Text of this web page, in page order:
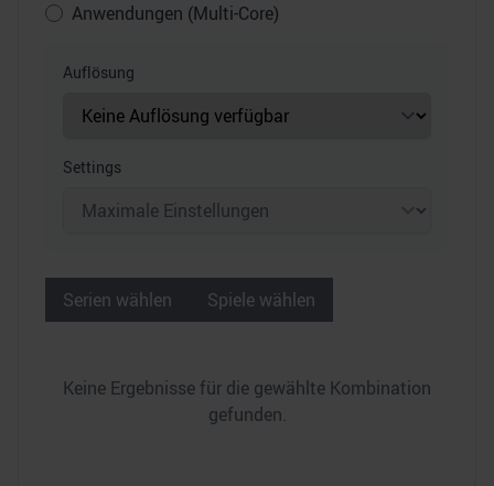
Anwendungen (Multi-Core)
Auflösung
Settings
Serien wählen Spiele wählen
Keine Ergebnisse für die gewählte Kombination
gefunden.